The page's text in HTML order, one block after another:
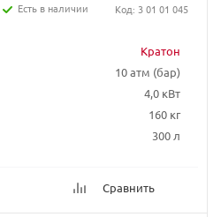
Кратон
10 атм (бар)
4,0 кВт
160 кг
300 л
Сравнить
Есть в наличии
Код: 3 01 01 045